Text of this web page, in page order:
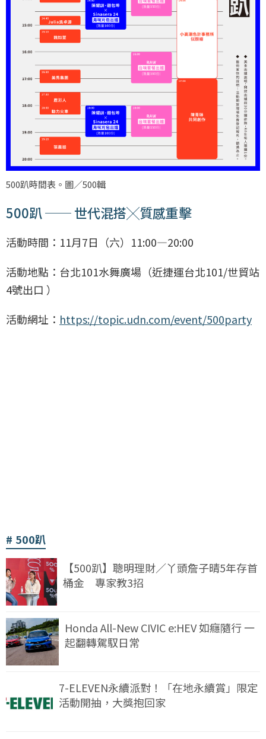
500趴時間表。圖／500輯
500趴 ── 世代混搭╳質感重擊
活動時間：11月7日（六）11:00—20:00
活動地點：台北101水舞廣場（近捷運台北101/世貿站
4號出口 ）
活動網址： https://topic.udn.com/event/500party
500趴
【500趴】聰明理財／丫頭詹子晴5年存首
桶金 專家教3招
Honda All-New CIVIC e:HEV 如癮隨行 一
起翻轉駕馭日常
7-ELEVEN永續派對！「在地永續賞」限定
活動開抽，大獎抱回家